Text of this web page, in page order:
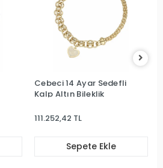
Cebeci 14 Ayar Sedefli
Kalp Altın Bileklik
111.252,42 TL
Sepete Ekle